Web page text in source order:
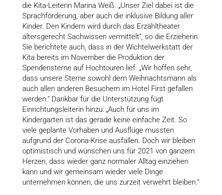
die Kita-Leiterin Marina Weiß. „Unser Ziel dabei ist die
Sprachförderung, aber auch die inklusive Bildung aller
Kinder. Den Kindern wird durch das Erzähltheater
altersgerecht Sachwissen vermittelt“, so die Erzieherin.
Sie berichtete auch, dass in der Wichtelwerkstatt der
Kita bereits im November die Produktion der
Spendensterne auf Hochtouren lief. „Wir hoffen sehr,
dass unsere Sterne sowohl dem Weihnachtsmann als
auch allen anderen Besuchern im Hotel First gefallen
werden.“ Dankbar für die Unterstützung fügt
Einrichtungsleiterin hinzu: „Auch für uns im
Kindergarten ist das gerade keine einfache Zeit. So
viele geplante Vorhaben und Ausflüge mussten
aufgrund der Corona-Krise ausfallen. Doch wir bleiben
optimistisch und wünschen uns für 2021 von ganzem
Herzen, dass wieder ganz normaler Alltag einziehen
kann und wir gemeinsam wieder viele Dinge
unternehmen können, die uns zurzeit verwehrt bleiben.“